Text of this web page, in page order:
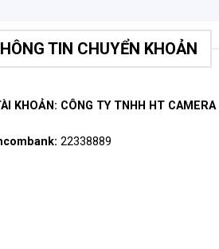
TIN CHUYỂN KHOẢN
KHOẢN: CÔNG TY TNHH HT CAMERA
22338889